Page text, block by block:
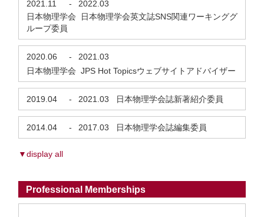
2021.11 -
2022.03
日本物理学会 日本物理学会英文誌SNS関連ワーキンググ
ループ委員
2020.06 -
2021.03
日本物理学会 JPS Hot Topicsウェブサイトアドバイザー
2019.04 - 2021.03 日本物理学会誌新著紹介委員
2014.04 - 2017.03 日本物理学会誌編集委員
▼display all
Professional Memberships